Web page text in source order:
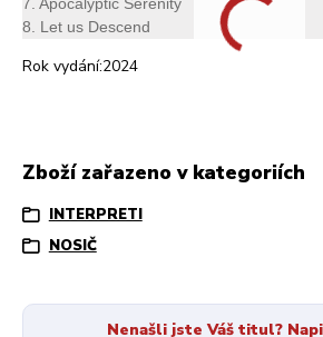
7. Apocalyptic Serenity
8. Let us Descend
Rok vydání:2024
Zboží zařazeno v kategoriích
INTERPRETI
NOSIČ
Nenašli jste Váš titul?